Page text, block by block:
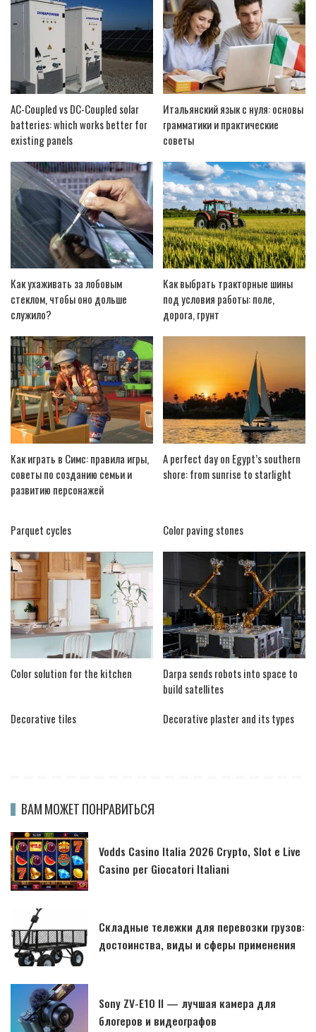
AC-Coupled vs DC-Coupled solar
batteries: which works better for
existing panels
Итальянский язык с нуля: основы
грамматики и практические
советы
Как ухаживать за лобовым
стеклом, чтобы оно дольше
служило?
Как выбрать тракторные шины
под условия работы: поле,
дорога, грунт
Как играть в Симс: правила игры,
советы по созданию семьи и
развитию персонажей
A perfect day on Egypt’s southern
shore: from sunrise to starlight
Parquet cycles Color paving stones
Color solution for the kitchen
Darpa sends robots into space to
build satellites
Decorative tiles
Decorative plaster and its types
ВАМ МОЖЕТ ПОНРАВИТЬСЯ
Vodds Casino Italia 2026 Crypto, Slot e Live
Casino per Giocatori Italiani
Складные тележки для перевозки грузов:
достоинства, виды и сферы применения
Sony ZV-E10 II — лучшая камера для
блогеров и видеографов